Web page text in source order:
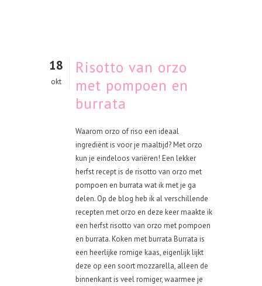
18
okt
Risotto van orzo
met pompoen en
burrata
Waarom orzo of riso een ideaal
ingrediënt is voor je maaltijd? Met orzo
kun je eindeloos variëren! Een lekker
herfst recept is de risotto van orzo met
pompoen en burrata wat ik met je ga
delen. Op de blog heb ik al verschillende
recepten met orzo en deze keer maakte ik
een herfst risotto van orzo met pompoen
en burrata. Koken met burrata Burrata is
een heerlijke romige kaas, eigenlijk lijkt
deze op een soort mozzarella, alleen de
binnenkant is veel romiger, waarmee je